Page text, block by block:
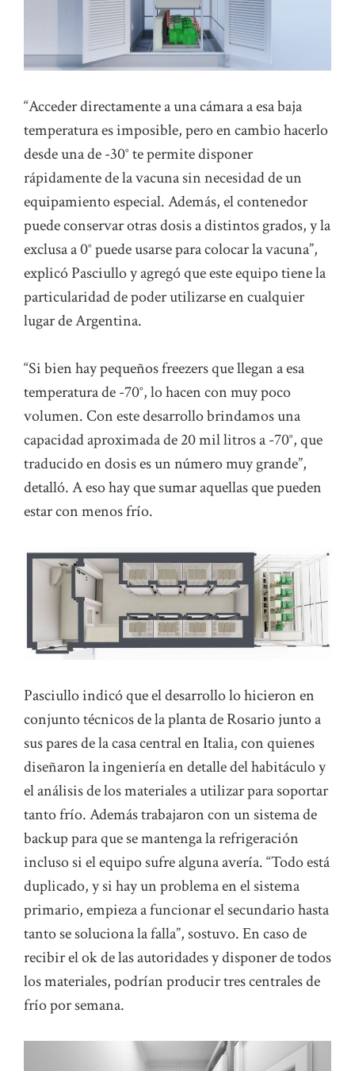
“Acceder directamente a una cámara a esa baja
temperatura es imposible, pero en cambio hacerlo
desde una de -30° te permite disponer
rápidamente de la vacuna sin necesidad de un
equipamiento especial. Además, el contenedor
puede conservar otras dosis a distintos grados, y la
exclusa a 0° puede usarse para colocar la vacuna”,
explicó Pasciullo y agregó que este equipo tiene la
particularidad de poder utilizarse en cualquier
lugar de Argentina.
“Si bien hay pequeños freezers que llegan a esa
temperatura de -70°, lo hacen con muy poco
volumen. Con este desarrollo brindamos una
capacidad aproximada de 20 mil litros a -70°, que
traducido en dosis es un número muy grande”,
detalló. A eso hay que sumar aquellas que pueden
estar con menos frío.
Pasciullo indicó que el desarrollo lo hicieron en
conjunto técnicos de la planta de Rosario junto a
sus pares de la casa central en Italia, con quienes
diseñaron la ingeniería en detalle del habitáculo y
el análisis de los materiales a utilizar para soportar
tanto frío. Además trabajaron con un sistema de
backup para que se mantenga la refrigeración
incluso si el equipo sufre alguna avería. “Todo está
duplicado, y si hay un problema en el sistema
primario, empieza a funcionar el secundario hasta
tanto se soluciona la falla”, sostuvo. En caso de
recibir el ok de las autoridades y disponer de todos
los materiales, podrían producir tres centrales de
frío por semana.